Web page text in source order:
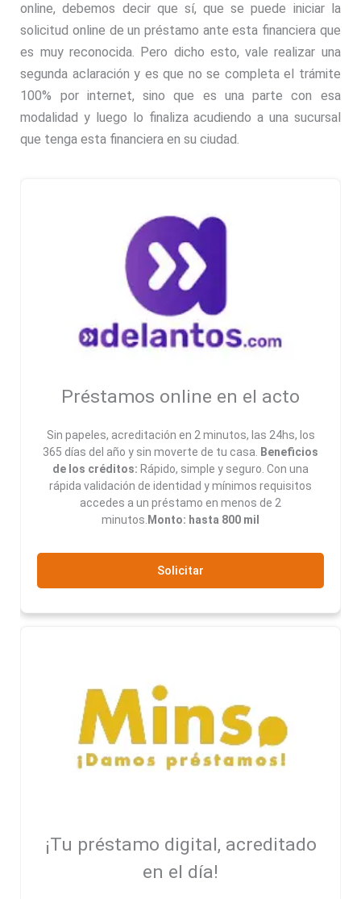
online, debemos decir que sí, que se puede iniciar la
solicitud online de un préstamo ante esta financiera que
es muy reconocida. Pero dicho esto, vale realizar una
segunda aclaración y es que no se completa el trámite
100% por internet, sino que es una parte con esa
modalidad y luego lo finaliza acudiendo a una sucursal
que tenga esta financiera en su ciudad.
Préstamos online en el acto
Sin papeles, acreditación en 2 minutos, las 24hs, los
365 días del año y sin moverte de tu casa.
Beneficios
de los créditos: Rápido, simple y seguro. Con una
rápida validación de identidad y mínimos requisitos
accedes a un préstamo en menos de 2
minutos. Monto: hasta 800 mil
Solicitar
¡Tu préstamo digital, acreditado
en el día!